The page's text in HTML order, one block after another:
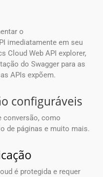
o
imediatamente em seu
Cloud Web API explorer,
do Swagger para as
APIs expõem.
configuráveis
conversão, como
de páginas e muito mais.
é protegida e requer